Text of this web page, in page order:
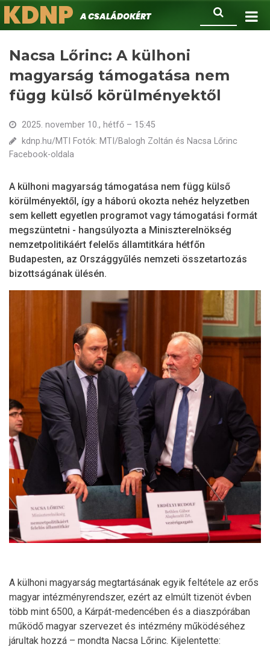
Ugrás
a
Keresés
KDNPA családokért.
Nacsa Lőrinc: A külhoni
magyarság támogatása nem
függ külső körülményektől
2025. november 10., hétfő – 15:45
kdnp.hu/MTI Fotók: MTI/Balogh Zoltán és Nacsa Lőrinc
Facebook-oldala
A külhoni magyarság támogatása nem függ külső
körülményektől, így a háború okozta nehéz helyzetben
sem kellett egyetlen programot vagy támogatási formát
megszüntetni - hangsúlyozta a Miniszterelnökség
nemzetpolitikáért felelős államtitkára hétfőn
Budapesten, az Országgyűlés nemzeti összetartozás
bizottságának ülésén.
A külhoni magyarság megtartásának egyik feltétele az erős
magyar intézményrendszer, ezért az elmúlt tizenöt évben
több mint 6500, a Kárpát-medencében és a diaszpórában
működő magyar szervezet és intézmény működéséhez
járultak hozzá – mondta Nacsa Lőrinc. Kijelentette: